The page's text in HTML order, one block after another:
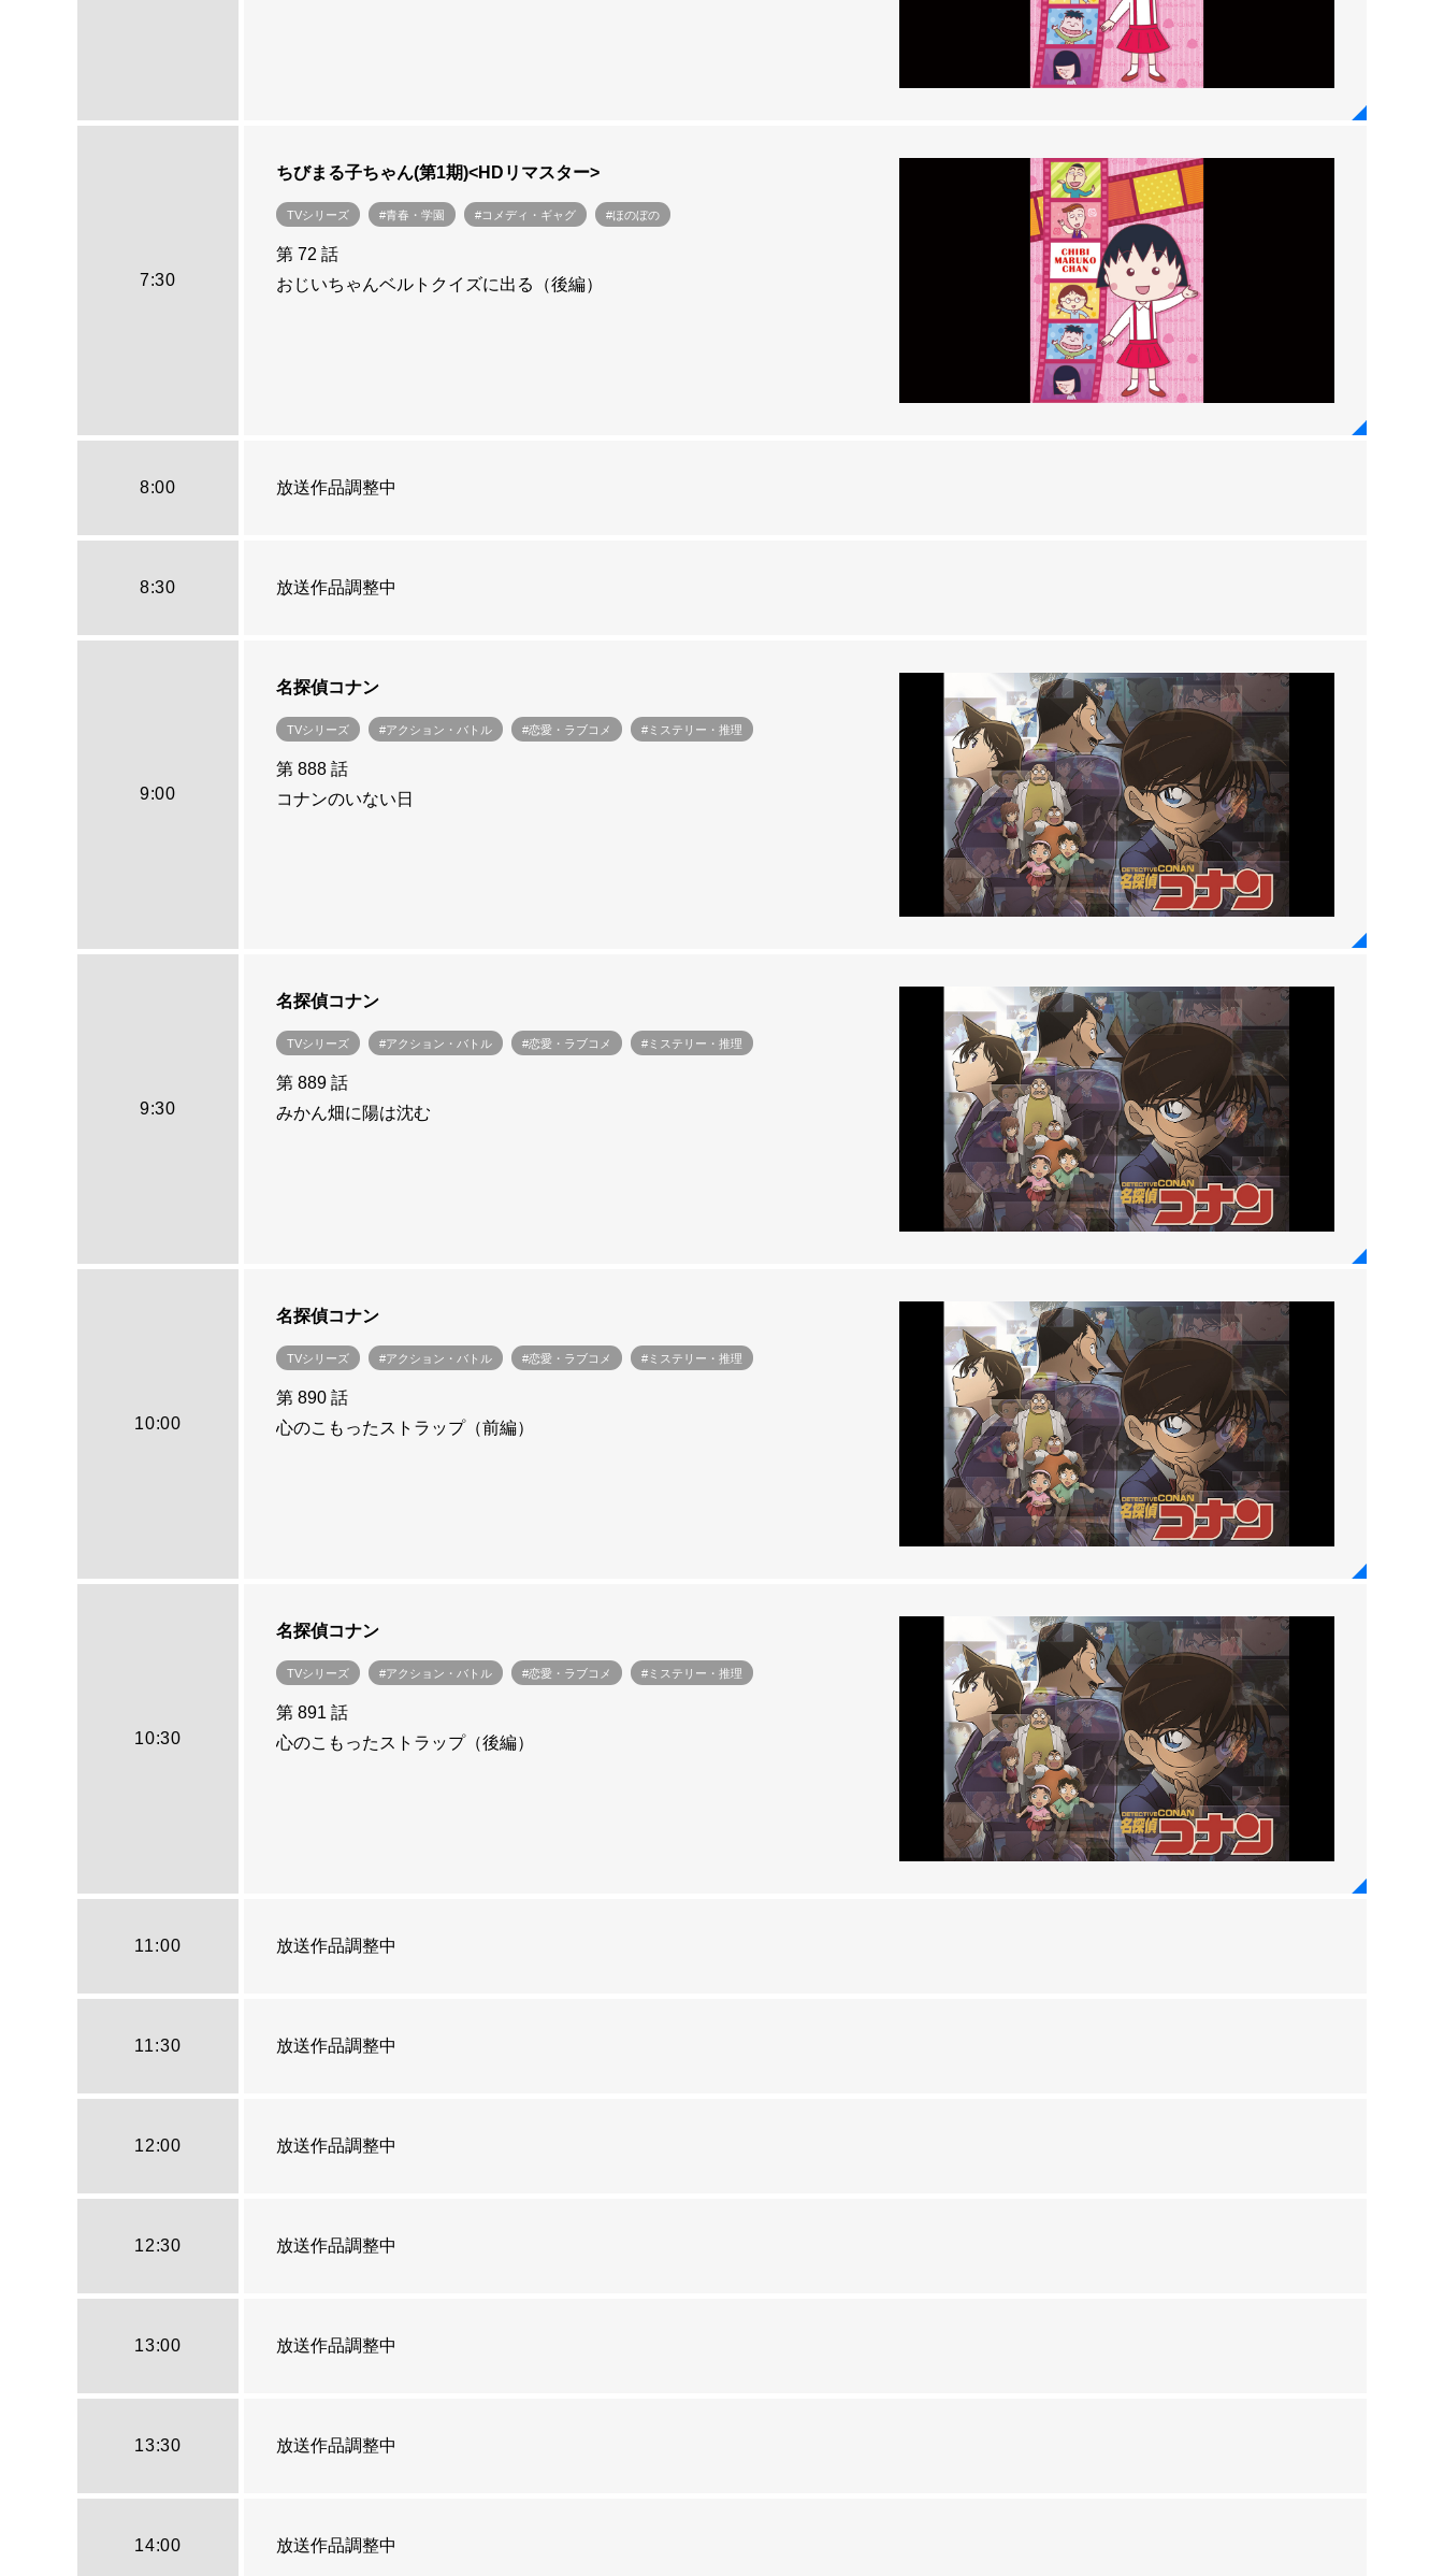
7:30
ちびまる子ちゃん(第1期)<HDリマスター>
TVシリーズ #青春・学園 #コメディ・ギャグ #ほのぼの
第 72 話
おじいちゃんベルトクイズに出る（後編）
8:00 放送作品調整中
8:30 放送作品調整中
9:00
名探偵コナン
TVシリーズ #アクション・バトル #恋愛・ラブコメ #ミステリー・推理
第 888 話
コナンのいない日
9:30
名探偵コナン
TVシリーズ #アクション・バトル #恋愛・ラブコメ #ミステリー・推理
第 889 話
みかん畑に陽は沈む
10:00
名探偵コナン
TVシリーズ #アクション・バトル #恋愛・ラブコメ #ミステリー・推理
第 890 話
心のこもったストラップ（前編）
10:30
名探偵コナン
TVシリーズ #アクション・バトル #恋愛・ラブコメ #ミステリー・推理
第 891 話
心のこもったストラップ（後編）
11:00 放送作品調整中
11:30 放送作品調整中
12:00 放送作品調整中
12:30 放送作品調整中
13:00 放送作品調整中
13:30 放送作品調整中
14:00 放送作品調整中